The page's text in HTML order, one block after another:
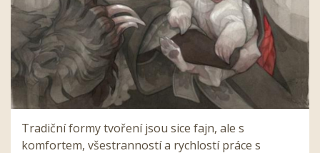
Tradiční formy tvoření jsou sice fajn, ale s
komfortem, všestranností a rychlostí práce s